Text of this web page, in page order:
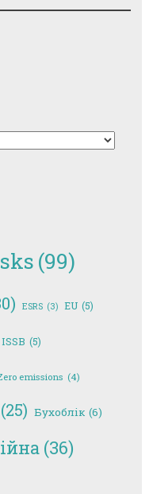
(99)
ESRS (3) EU (5)
ISSB (5)
emissions (4)
(25) Бухоблік (6)
(36)